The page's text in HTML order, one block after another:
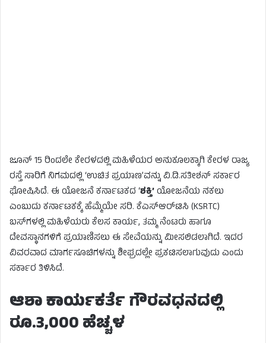
ಜೂನ್ 15 ರಿಂದಲೇ ಕೇರಳದಲ್ಲಿ ಮಹಿಳೆಯರ ಅನುಕೂಲಕ್ಕಾಗಿ ಕೇರಳ ರಾಜ್ಯ
ರಸ್ತೆ ಸಾರಿಗೆ ನಿಗಮದಲ್ಲಿ ‘ಉಚಿತ ಪ್ರಯಾಣ’ವನ್ನು ವಿ.ಡಿ.ಸತೀಶನ್ ಸರ್ಕಾರ
ಘೋಷಿಸಿದೆ. ಈ ಯೋಜನೆ ಕರ್ನಾಟಕದ ‘ಶಕ್ತಿ’ಯೋಜನೆಯ ನಕಲು
ಎಂಬುದು ಕರ್ನಾಟಕಕ್ಕೆ ಹೆಮ್ಮೆಯೇ ಸರಿ. ಕೆಎಸ್‌ಆರ್‌ಟಿಸಿ (KSRTC)
ಬಸ್‌ಗಳಲ್ಲಿ ಮಹಿಳೆಯರು ಕೆಲಸ ಕಾರ್ಯ, ತಮ್ಮ ನೆಂಟರು ಹಾಗೂ
ದೇವಸ್ಥಾನಗಳಿಗೆ ಪ್ರಯಾಣಿಸಲು ಈ ಸೇವೆಯನ್ನು ಮೀಸಲಿಡಲಾಗಿದೆ. ಇದರ
ವಿವರವಾದ ಮಾರ್ಗಸೂಚಿಗಳನ್ನು ಶೀಘ್ರದಲ್ಲೇ ಪ್ರಕಟಿಸಲಾಗುವುದು ಎಂದು
ಸರ್ಕಾರ ತಿಳಿಸಿದೆ.
ಆಶಾ ಕಾರ್ಯಕರ್ತೆ ಗೌರವಧನದಲ್ಲಿ
ರೂ.3,000 ಹೆಚ್ಚಳ